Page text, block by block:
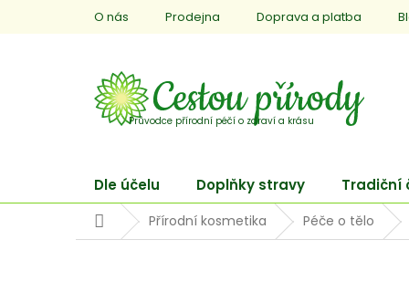
O nás Prodejna Doprava a platba
Dle účelu Doplňky stravy Tradiční
DomůPřírodní kosmetika Péče o tělo